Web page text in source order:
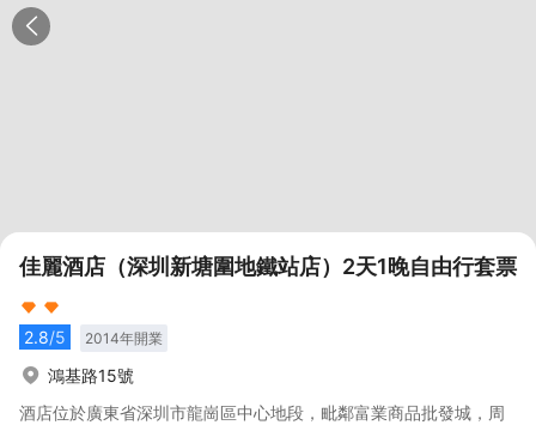
佳麗酒店（深圳新塘圍地鐵站店）2天1晚自由行套票
2.8/5 2014年開業
鴻基路15號
酒店位於廣東省深圳市龍崗區中心地段，毗鄰富業商品批發城，周